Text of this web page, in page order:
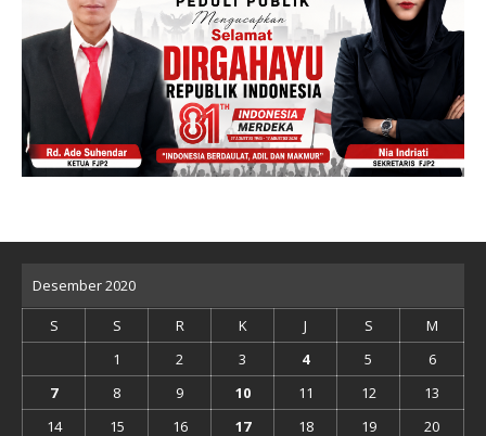
Desember 2020
S S R K J S
M
1
2 3 4 5
6
7
8 9 10 11 12
13
14
15 16 17 18 19 20